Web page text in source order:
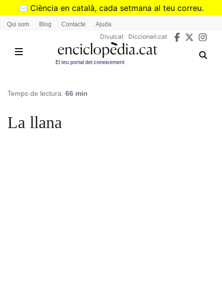
Vés
✉️ Ciència en català, cada setmana al teu correu.
➜Subscriu-te al butlletí de Divulcat
Qui som Blog Contacte Ajuda
Divulcat Diccionari.cat
El teu portal del coneixement
Temps de lectura: 66 min
La llana